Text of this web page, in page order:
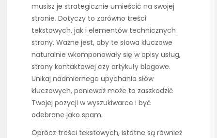
musisz je strategicznie umieścić na swojej
stronie. Dotyczy to zarówno treści
tekstowych, jak i elementów technicznych
strony. Ważne jest, aby te słowa kluczowe
naturalnie wkomponowały się w opisy usług,
strony kontaktowej czy artykuły blogowe.
Unikaj nadmiernego upychania słów
kluczowych, ponieważ może to zaszkodzić
Twojej pozycji w wyszukiwarce i być
odebrane jako spam.
Oprócz treści tekstowych, istotne są również